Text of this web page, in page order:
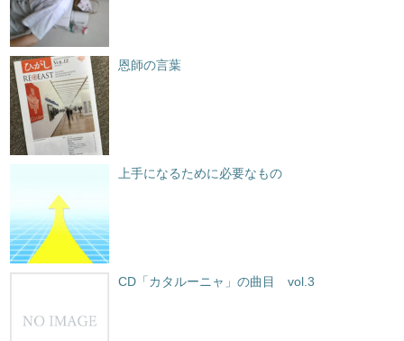
恩師の言葉
上手になるために必要なもの
CD「カタルーニャ」の曲目 vol.3